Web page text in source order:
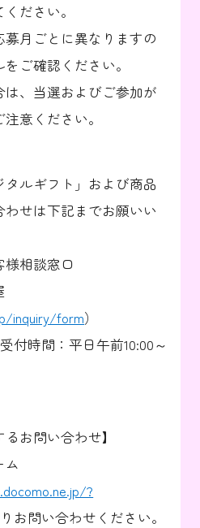
ださい。
募月ごとに異なりますの
ご確認ください。
は、当選およびご参加が
意ください。
タルギフト」および商品
せは下記までお願いい
相談窓口
inquiry/form）
付時間：平日午前10:00～
お問い合わせ】
ム
?
お問い合わせください。